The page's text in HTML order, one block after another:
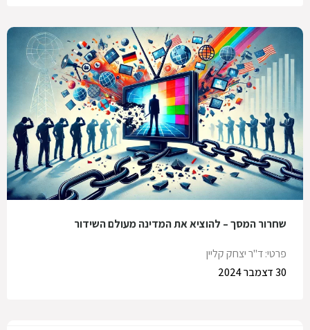
שחרור המסך – להוציא את המדינה מעולם השידור
פרטי: ד"ר יצחק קליין
30 דצמבר 2024